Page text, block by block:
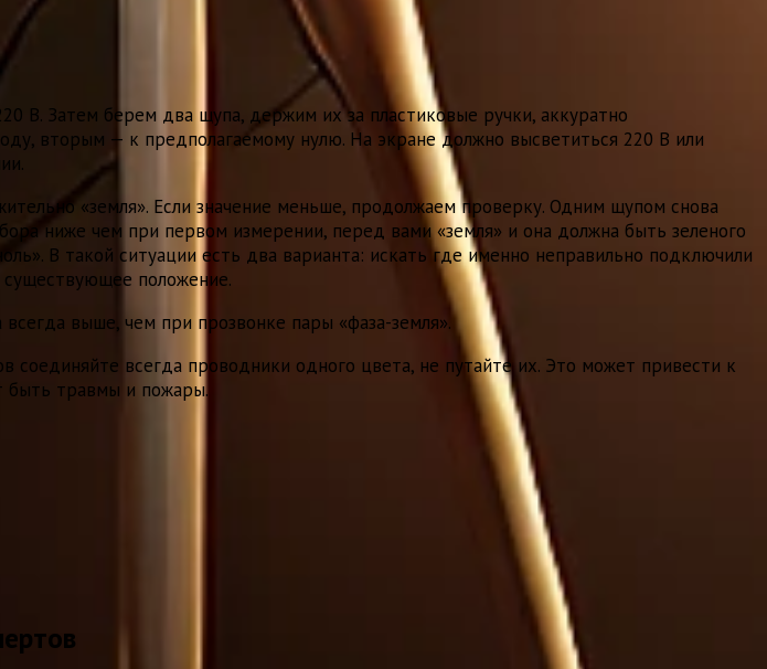
В. Затем берем два щупа, держим их за пластиковые ручки, аккуратно
вторым — к предполагаемому нулю. На экране должно высветиться 220 В или
«земля». Если значение меньше, продолжаем проверку. Одним щупом снова
ниже чем при первом измерении, перед вами «земля» и она должна быть зеленого
В такой ситуации есть два варианта: искать где именно неправильно подключили
существующее положение.
выше, чем при прозвонке пары «фаза-земля».
соединяйте всегда проводники одного цвета, не путайте их. Это может привести к
быть травмы и пожары.